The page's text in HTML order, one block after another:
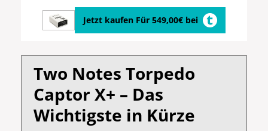
Jetzt kaufen Für 549,00€ bei
Two Notes Torpedo
Captor X+ – Das
Wichtigste in Kürze